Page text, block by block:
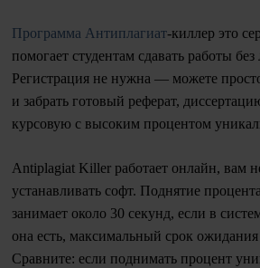
Программа Антиплагиат-киллер это
помогает студентам сдавать работы
Регистрация не нужна — можете
и забрать готовый реферат,
курсовую с высоким процентом
Antiplagiat Killer работает онлайн, вам
устанавливать софт. Поднятие
занимает около 30 секунд, если в
она есть, максимальный срок
Сравните: если поднимать процент